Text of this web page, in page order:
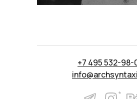
*
+7 495 532-98-